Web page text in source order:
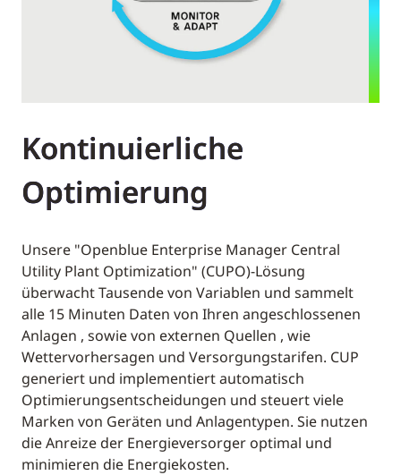
Kontinuierliche
Optimierung
Unsere "Openblue Enterprise Manager Central
Utility Plant Optimization" (CUPO)-Lösung
überwacht Tausende von Variablen und sammelt
alle 15 Minuten Daten von Ihren angeschlossenen
Anlagen , sowie von externen Quellen , wie
Wettervorhersagen und Versorgungstarifen. CUP
generiert und implementiert automatisch
Optimierungsentscheidungen und steuert viele
Marken von Geräten und Anlagentypen. Sie nutzen
die Anreize der Energieversorger optimal und
minimieren die Energiekosten.